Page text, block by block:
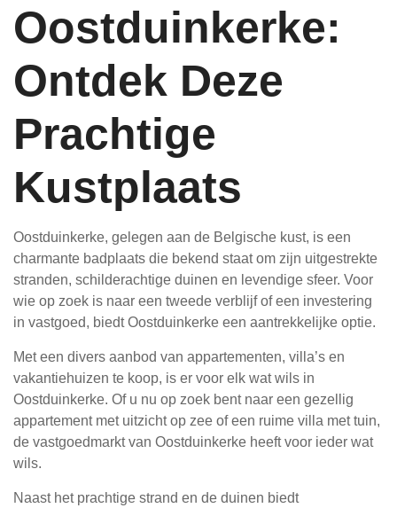
Oostduinkerke:
Ontdek Deze
Prachtige
Kustplaats
Oostduinkerke, gelegen aan de Belgische kust, is een
charmante badplaats die bekend staat om zijn uitgestrekte
stranden, schilderachtige duinen en levendige sfeer. Voor
wie op zoek is naar een tweede verblijf of een investering
in vastgoed, biedt Oostduinkerke een aantrekkelijke optie.
Met een divers aanbod van appartementen, villa’s en
vakantiehuizen te koop, is er voor elk wat wils in
Oostduinkerke. Of u nu op zoek bent naar een gezellig
appartement met uitzicht op zee of een ruime villa met tuin,
de vastgoedmarkt van Oostduinkerke heeft voor ieder wat
wils.
Naast het prachtige strand en de duinen biedt